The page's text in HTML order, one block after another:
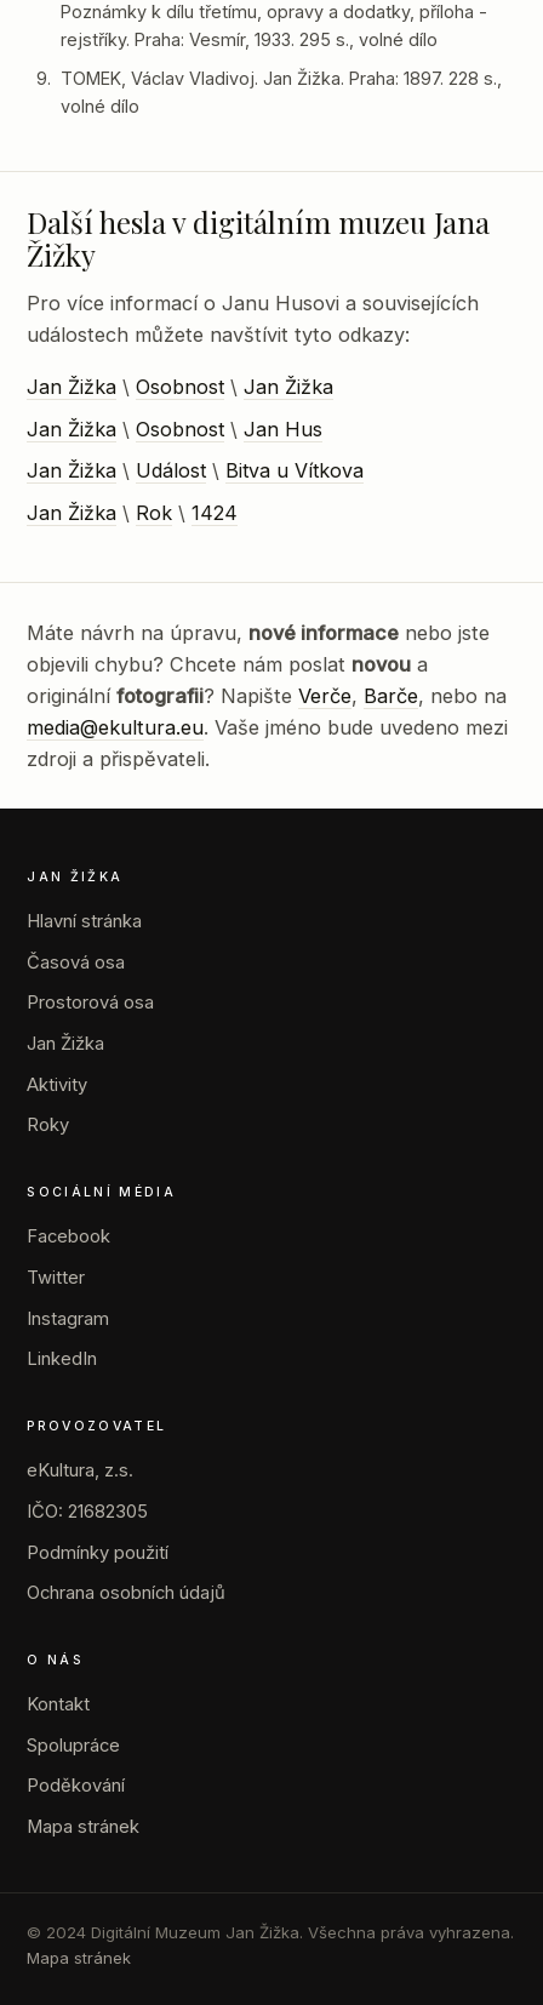
Poznámky k dílu třetímu, opravy a dodatky, příloha -
rejstříky. Praha: Vesmír, 1933. 295 s., volné dílo
TOMEK, Václav Vladivoj. Jan Žižka. Praha: 1897. 228 s.,
volné dílo
Další hesla v digitálním muzeu Jana
Žižky
Pro více informací o Janu Husovi a souvisejících
událostech můžete navštívit tyto odkazy:
Jan Žižka \Osobnost \Jan Žižka
Jan Žižka \Osobnost \Jan Hus
Jan Žižka \ Událost \ Bitva u Vítkova
Jan Žižka \ Rok \1424
Máte návrh na úpravu, nové informace nebo jste
objevili chybu? Chcete nám poslat novou a
originálnífotografii? NapišteVerče, Barče, nebo na
media@ekultura.eu. Vaše jméno bude uvedeno mezi
zdroji a přispěvateli.
JAN ŽIŽKA
Hlavní stránka
Časová osa
Prostorová osa
Jan Žižka
Aktivity
Roky
SOCIÁLNÍ MÉDIA
Facebook
Twitter
Instagram
LinkedIn
PROVOZOVATEL
eKultura, z.s.
IČO: 21682305
Podmínky použití
Ochrana osobních údajů
O NÁS
Kontakt
Spolupráce
Poděkování
Mapa stránek
© 2024 Digitální Muzeum Jan Žižka. Všechna práva vyhrazena.
Mapa stránek